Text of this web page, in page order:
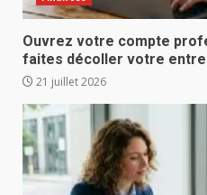
Ouvrez votre compte
faites décoller votre
21 juillet 2026